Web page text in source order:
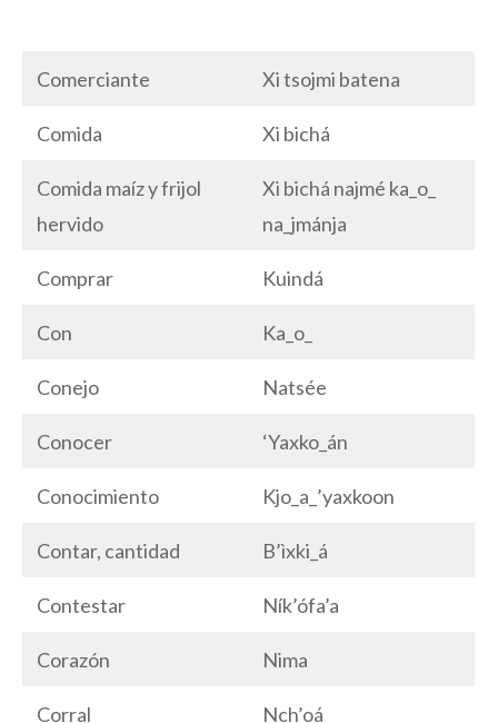
Comerciante Xi tsojmi batena
Comida Xi bichá
Comida maíz y frijol
hervido
Xi bichá najmé ka_o_
na_jmánja
Comprar Kuindá
Con Ka_o_
Conejo Natsée
Conocer ‘Yaxko_án
Conocimiento Kjo_a_’yaxkoon
Contar, cantidad B’ìxki_á
Contestar Ník’ófa’a
Corazón Nima
Corral Nch’oá